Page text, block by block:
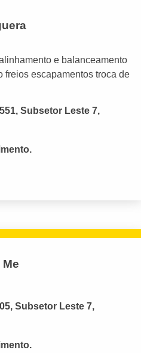
e balanceamento
freios escapamentos troca de
Subsetor Leste 7,
Subsetor Leste 7,